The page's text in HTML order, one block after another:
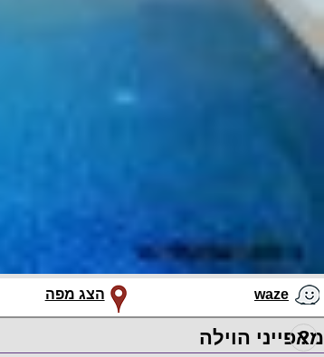
waze הצג מפה
?
מאפייני הוילה